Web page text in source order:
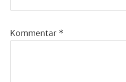
Kommentar *